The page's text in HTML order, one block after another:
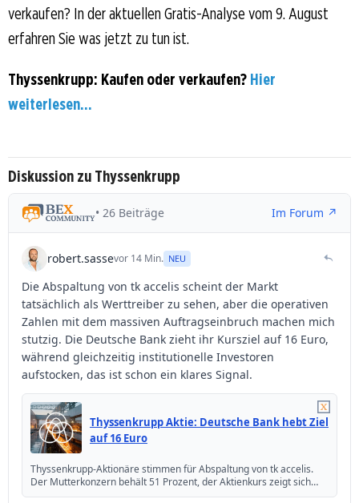
verkaufen? In der aktuellen Gratis-Analyse vom 9. August
erfahren Sie was jetzt zu tun ist.
Thyssenkrupp: Kaufen oder verkaufen? Hier
weiterlesen...
Diskussion zu Thyssenkrupp